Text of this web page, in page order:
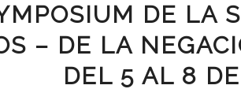
DE LA
– DE LA
DEL 5 AL 8